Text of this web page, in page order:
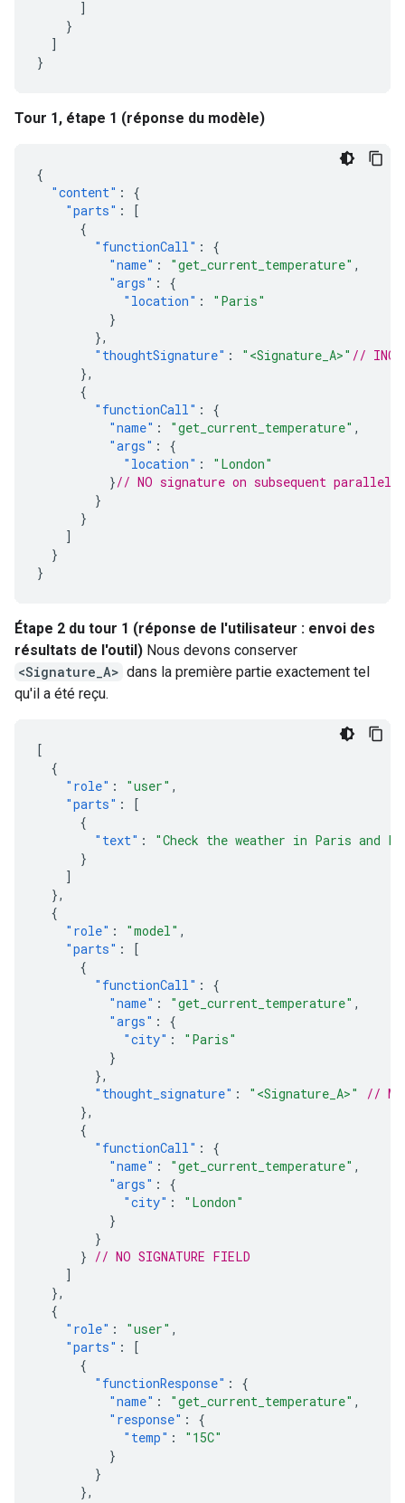
]
}
]
}
Tour 1, étape 1 (réponse du modèle)
{
"content" :
{
"parts" :
[
{
"functionCall" :
{
"name" : "get_current_temperature" ,
"args" :
{
"location" :
"Paris"
}
},
"thoughtSignature" : "<Signature_A>" //
},
{
"functionCall" :
{
"name" : "get_current_temperature" ,
"args" :
{
"location" :
"London"
}// NO signature on subsequent parallel
}
}
]
}
}
Étape 2 du tour 1 (réponse de l'utilisateur : envoi des
résultats de l'outil) Nous devons conserver
<Signature_A> dans la première partie exactement tel
qu'il a été reçu.
[
{
"role" : "user" ,
"parts" :
[
{
"text" :
"Check the weather in Paris and
}
]
},
{
"role" : "model" ,
"parts" :
[
{
"functionCall" :
{
"name" : "get_current_temperature" ,
"args" :
{
"city" :
"Paris"
}
},
"thought_signature" : "<Signature_A>"
//
},
{
"functionCall" :
{
"name" : "get_current_temperature" ,
"args" :
{
"city" :
"London"
}
}
} // NO SIGNATURE FIELD
]
},
{
"role" : "user" ,
"parts" :
[
{
"functionResponse" :
{
"name" : "get_current_temperature" ,
"response" :
{
"temp" :
"15C"
}
}
},